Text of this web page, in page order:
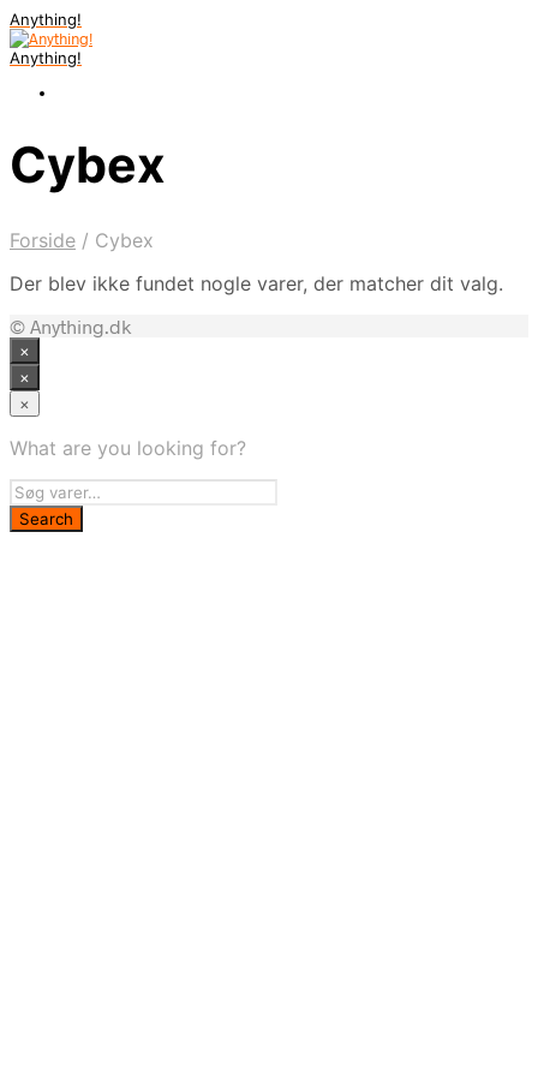
Anything!
Anything!
Cybex
Forside / Cybex
Der blev ikke fundet nogle varer, der matcher dit valg.
© Anything.dk
×
×
×
What are you looking for?